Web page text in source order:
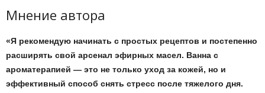
Мнение автора
«Я рекомендую начинать с простых рецептов и постепенно
расширять свой арсенал эфирных масел. Ванна с
ароматерапией — это не только уход за кожей, но и
эффективный способ снять стресс после тяжелого дня.